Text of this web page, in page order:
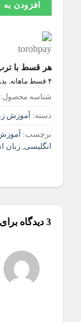
افزودن
هر قسط با
۴ قسط ماهانه. بدون سود، چک و ضامن.
شناسه محصول:
دسته: آموزش
برچسب:
انگلیسی,زبان
3 دیدگاه برای